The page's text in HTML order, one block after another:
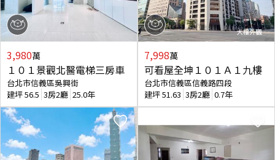
3,980萬
１０１景觀北醫電梯三房車
台北市信義區吳興街
建坪56.5 3房2廳 25.0年
7,998萬
可看屋全坤１０１Ａ１九樓
台北市信義區信義路四段
建坪51.63 3房2廳 0.7年